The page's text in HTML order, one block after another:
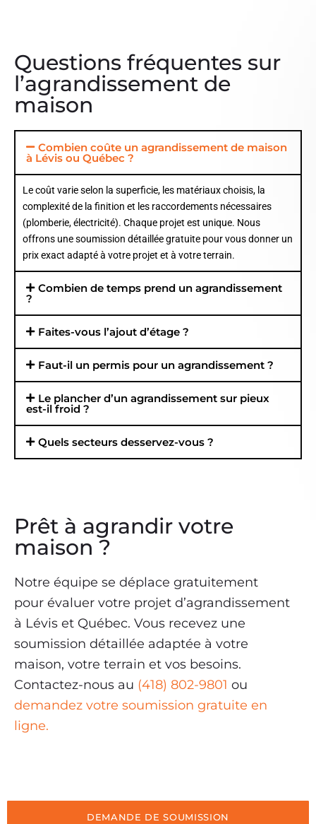
Questions fréquentes sur
l’agrandissement de
maison
Combien coûte un agrandissement de maison
à Lévis ou Québec ?
Le coût varie selon la superficie, les matériaux choisis, la
complexité de la finition et les raccordements nécessaires
(plomberie, électricité). Chaque projet est unique. Nous
offrons une soumission détaillée gratuite pour vous donner un
prix exact adapté à votre projet et à votre terrain.
Combien de temps prend un agrandissement
?
Faites-vous l’ajout d’étage ?
Faut-il un permis pour un agrandissement ?
Le plancher d’un agrandissement sur pieux
est-il froid ?
Quels secteurs desservez-vous ?
Prêt à agrandir votre
maison ?
Notre équipe se déplace gratuitement
pour évaluer votre projet d’agrandissement
à Lévis et Québec. Vous recevez une
soumission détaillée adaptée à votre
maison, votre terrain et vos besoins.
Contactez-nous au (418) 802-9801 ou
demandez votre soumission gratuite en
ligne.
DEMANDE DE SOUMISSION